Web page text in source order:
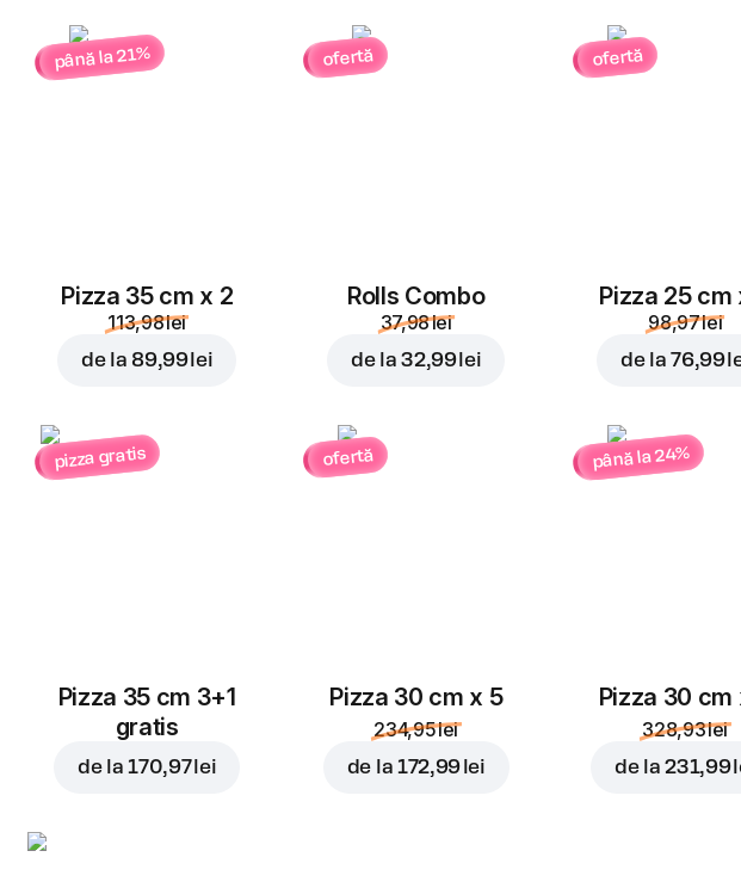
până la 21%
Pizza 35 cm x 2
113,98 lei
de la 89,99 lei
ofertă
Rolls Combo
37,98 lei
de la32,99 lei
ofertă
Pizza 25 cm
98,97 lei
de la76,99
pizza gratis
Pizza 35 cm 3+1
gratis
de la170,97 lei
ofertă
Pizza 30 cm x 5
234,95 lei
de la 172,99 lei
până la 24%
Pizza 30 cm
328,93 lei
de la231,99